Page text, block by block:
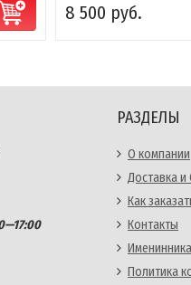
8 500 руб.
РАЗДЕЛЫ
О компании
Доставка и
Как
Контакты
Политика